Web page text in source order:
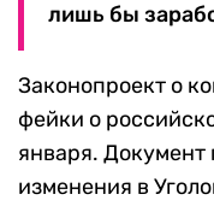
лишь бы
Законопроект о
фейки о
января. Документ
изменения в